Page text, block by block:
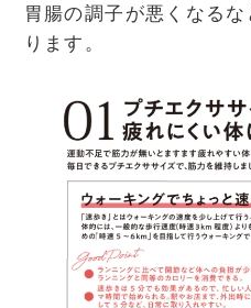
胃腸の調子が悪くなる
ります。